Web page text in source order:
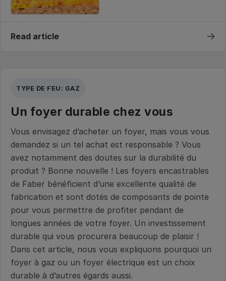
Read article →
TYPE DE FEU: GAZ
Un foyer durable chez vous
Vous envisagez d’acheter un foyer, mais vous vous
demandez si un tel achat est responsable ? Vous
avez notamment des doutes sur la durabilité du
produit ? Bonne nouvelle ! Les foyers encastrables
de Faber bénéficient d’une excellente qualité de
fabrication et sont dotés de composants de pointe
pour vous permettre de profiter pendant de
longues années de votre foyer. Un investissement
durable qui vous procurera beaucoup de plaisir !
Dans cet article, nous vous expliquons pourquoi un
foyer à gaz ou un foyer électrique est un choix
durable à d’autres égards aussi.